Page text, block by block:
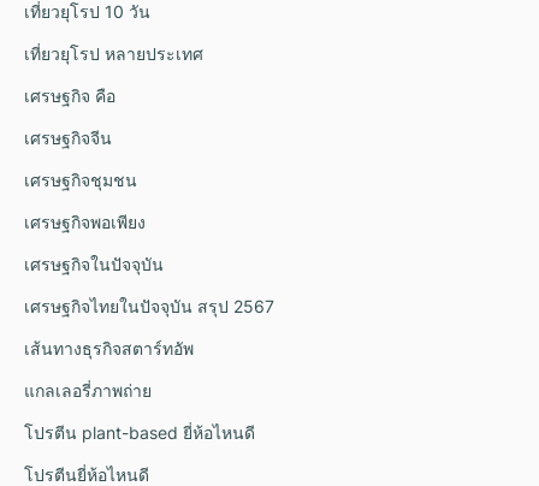
เที่ยวยุโรป 10 วัน
เที่ยวยุโรป หลายประเทศ
เศรษฐกิจ คือ
เศรษฐกิจจีน
เศรษฐกิจชุมชน
เศรษฐกิจพอเพียง
เศรษฐกิจในปัจจุบัน
เศรษฐกิจไทยในปัจจุบัน สรุป 2567
เส้นทางธุรกิจสตาร์ทอัพ
แกลเลอรี่ภาพถ่าย
โปรตีน plant-based ยี่ห้อไหนดี
โปรตีนยี่ห้อไหนดี